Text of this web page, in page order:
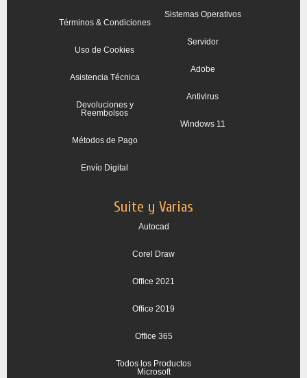
Términos & Condiciones
Uso de Cookies
Asistencia Técnica
Devoluciones y
Reembolsos
Métodos de Pago
Envío Digital
Sistemas Operativos
Servidor
Adobe
Antivirus
Windows 11
Suite y Varias
Autocad
Corel Draw
Office 2021
Office 2019
Office 365
Todos los Productos
Microsoft